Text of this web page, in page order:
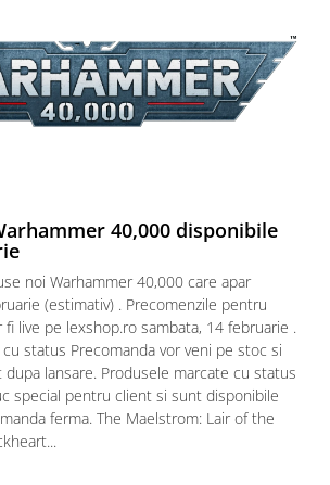
si logice
40,000 disponibile
noi Warhammer 40,000 care apar
(estimativ) . Precomenzile pentru
live pe lexshop.ro sambata, 14 februarie .
status Precomanda vor veni pe stoc si
lansare. Produsele marcate cu status
special pentru client si sunt disponibile
ferma. The Maelstrom: Lair of the